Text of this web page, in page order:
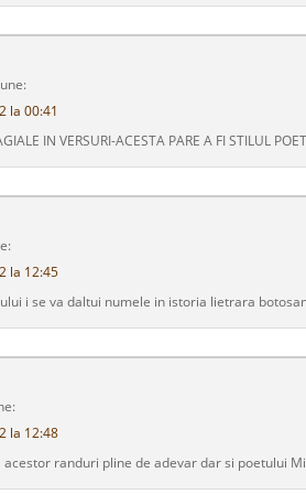
la 00:41
IN VERSURI-ACESTA PARE A FI STILUL
la 12:45
i se va daltui numele in istoria lietrara
la 12:48
randuri pline de adevar dar si poetului